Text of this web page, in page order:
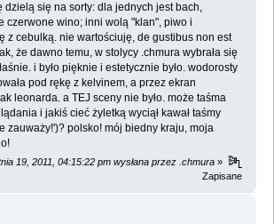
dzielą się na sorty: dla jednych jest bach,
czerwone wino; inni wolą "klan", piwo i
z cebulką. nie wartościuję, de gustibus non est
że dawno temu, w stolycy .chmura wybrała się
i było pięknie i estetycznie było. wodorosty
pod rękę z kelvinem, a przez ekran
leonarda. a TEJ sceny nie było. może taśma
i jakiś cieć żyletką wyciął kawał taśmy
zauważy!')? polsko! mój biedny kraju, moja
19, 2011, 04:15:22 pm wysłana przez .chmura »
Zapisane